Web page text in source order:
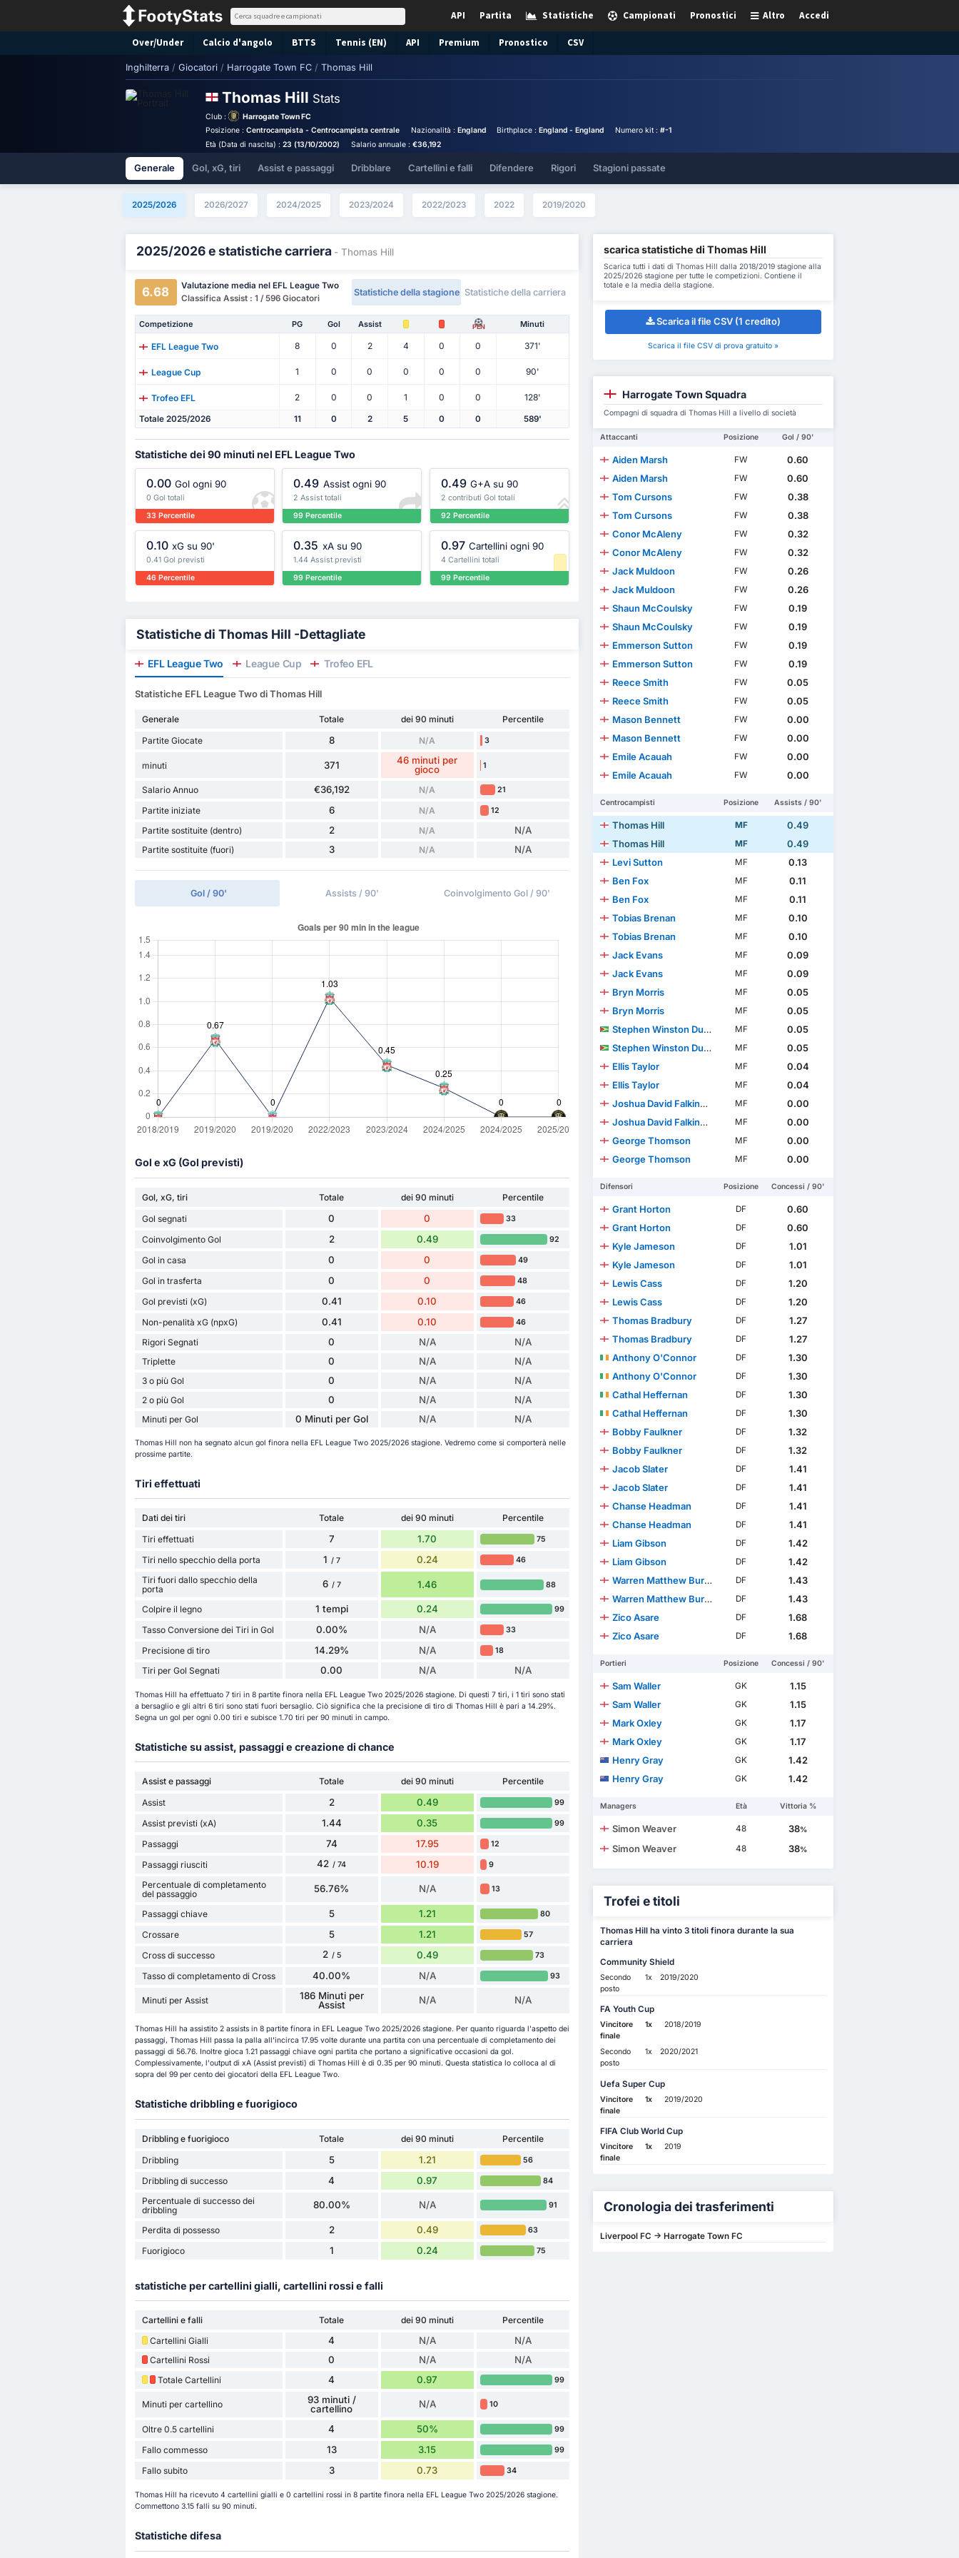
Accedi
Altro
Pronostici
Campionati
Statistiche
Partita
API
Over/Under Calcio d'angolo BTTS Tennis (EN) API Premium Pronostico CSV
Inghilterra / Giocatori / Harrogate Town FC / Thomas Hill
Thomas Hill Stats
Club :
Harrogate Town FC
Posizione :Centrocampista - Centrocampista centrale Nazionalità : England Birthplace :England - England Numero kit : #-1
Età (Data di nascita) :23 (13/10/2002) Salario annuale : €36,192
Generale Gol, xG, tiri Assist e passaggi Dribblare Cartellini e falli Difendere Rigori Stagioni passate
2025/2026 2026/2027 2024/2025 2023/2024 2022/2023 2022 2019/2020
2025/2026 e statistiche carriera - Thomas Hill
6.68
Valutazione media nel EFL League Two
Classifica Assist : 1 / 596 Giocatori
Statistiche della stagione Statistiche della carriera
Competizione PG Gol Assist PEN Minuti
EFL League Two 8 0 2 4 0 0 371'
League Cup 1 0 0 0 0 0 90'
Trofeo EFL 2 0 0 1 0 0 128'
Totale 2025/2026 11 0 2 5 0 0 589'
Statistiche dei 90 minuti nel EFL League Two
0.00 Gol ogni 90
0 Gol totali
33 Percentile
0.49 Assist ogni 90
2 Assist totali
99 Percentile
0.49 G+A su 90
2 contributi Gol totali
92 Percentile
0.10 xG su 90'
0.41 Gol previsti
46 Percentile
0.35 xA su 90
1.44 Assist previsti
99 Percentile
0.97 Cartellini ogni 90
4 Cartellini totali
99 Percentile
Statistiche di Thomas Hill -Dettagliate
EFL League Two League Cup Trofeo EFL
Statistiche EFL League Two di Thomas Hill
Generale Totale dei 90 minuti
Percentile
Partite Giocate
8 N/A 3
minuti 371
46 minuti per
gioco
1
Salario Annuo €36,192 N/A 21
Partite iniziate 6 N/A 12
Partite sostituite (dentro) 2 N/A N/A
Partite sostituite (fuori) 3 N/A N/A
Gol / 90' Assists / 90' Coinvolgimento Gol / 90'
Gol e xG (Gol previsti)
Gol, xG, tiri Totale dei 90 minuti
Percentile
Gol segnati
0 0 33
Coinvolgimento Gol 2 0.49 92
Gol in casa 0 0 49
Gol in trasferta 0 0 48
Gol previsti (xG) 0.41 0.10 46
Non-penalità xG (npxG) 0.41 0.10 46
Rigori Segnati 0 N/A N/A
Triplette 0 N/A N/A
3 o più Gol 0 N/A N/A
2 o più Gol 0 N/A N/A
Minuti per Gol 0 Minuti per Gol N/A N/A
Thomas Hill non ha segnato alcun gol finora nella EFL League Two 2025/2026 stagione. Vedremo come si comporterà nelle
prossime partite.
Tiri effettuati
Dati dei tiri Totale dei 90 minuti
Percentile
Tiri effettuati
7 1.70 75
Tiri nello specchio della porta 1 / 7 0.24 46
Tiri fuori dallo specchio della
porta
6 / 7 1.46 88
Colpire il legno 1 tempi 0.24 99
Tasso Conversione dei Tiri in Gol 0.00% N/A 33
Precisione di tiro 14.29% N/A 18
Tiri per Gol Segnati 0.00 N/A N/A
Thomas Hill ha effettuato 7 tiri in 8 partite finora nella EFL League Two 2025/2026 stagione. Di questi 7 tiri, i 1 tiri sono stati
a bersaglio e gli altri 6 tiri sono stati fuori bersaglio. Ciò significa che la precisione di tiro di Thomas Hill è pari a 14.29%.
Segna un gol per ogni 0.00 tiri e subisce 1.70 tiri per 90 minuti in campo.
Statistiche su assist, passaggi e creazione di chance
Assist e passaggi Totale dei 90 minuti
Percentile
Assist
2 0.49 99
Assist previsti (xA) 1.44 0.35 99
Passaggi 74 17.95 12
Passaggi riusciti 42 / 74 10.19 9
Percentuale di completamento
del passaggio
56.76% N/A 13
Passaggi chiave 5 1.21 80
Crossare 5 1.21 57
Cross di successo 2 / 5 0.49 73
Tasso di completamento di Cross 40.00% N/A 93
Minuti per Assist
186 Minuti per
Assist
N/A N/A
Thomas Hill ha assistito 2 assists in 8 partite finora in EFL League Two 2025/2026 stagione. Per quanto riguarda l'aspetto dei
passaggi, Thomas Hill passa la palla all'incirca 17.95 volte durante una partita con una percentuale di completamento dei
passaggi di 56.76. Inoltre gioca 1.21 passaggi chiave ogni partita che portano a significative occasioni da gol.
Complessivamente, l'output di xA (Assist previsti) di Thomas Hill è di 0.35 per 90 minuti. Questa statistica lo colloca al di
sopra del 99 per cento dei giocatori della EFL League Two.
Statistiche dribbling e fuorigioco
Dribbling e fuorigioco Totale dei 90 minuti
Percentile
Dribbling
5 1.21 56
Dribbling di successo 4 0.97 84
Percentuale di successo dei
dribbling
80.00% N/A 91
Perdita di possesso 2 0.49 63
Fuorigioco 1 0.24 75
statistiche per cartellini gialli, cartellini rossi e falli
Cartellini e falli Totale dei 90 minuti
Percentile
Cartellini Gialli
4 N/A N/A
Cartellini Rossi 0 N/A N/A
Totale Cartellini 4 0.97 99
Minuti per cartellino
93 minuti /
cartellino
N/A 10
Oltre 0.5 cartellini 4 50% 99
Fallo commesso 13 3.15 99
Fallo subito 3 0.73 34
Thomas Hill ha ricevuto 4 cartellini gialli e 0 cartellini rossi in 8 partite finora nella EFL League Two 2025/2026 stagione.
Commettono 3.15 falli su 90 minuti.
Statistiche difesa
scarica statistiche di Thomas Hill
Scarica tutti i dati di Thomas Hill dalla 2018/2019 stagione alla
2025/2026 stagione per tutte le competizioni. Contiene il
totale e la media della stagione.
Scarica il file CSV (1 credito)
Scarica il file CSV di prova gratuito »
Harrogate Town Squadra
Compagni di squadra di Thomas Hill a livello di società
Attaccanti Posizione Gol / 90'
Aiden Marsh FW
0.60
Aiden Marsh
FW
0.60
Tom Cursons
FW
0.38
Tom Cursons
FW
0.38
Conor McAleny
FW
0.32
Conor McAleny
FW
0.32
Jack Muldoon
FW
0.26
Jack Muldoon
FW
0.26
Shaun McCoulsky
FW
0.19
Shaun McCoulsky
FW
0.19
Emmerson Sutton
FW
0.19
Emmerson Sutton
FW
0.19
Reece Smith
FW
0.05
Reece Smith
FW
0.05
Mason Bennett
FW
0.00
Mason Bennett
FW
0.00
Emile Acauah
FW
0.00
Emile Acauah
FW 0.00
Centrocampisti Posizione Assists / 90'
Thomas Hill MF
0.49
Thomas Hill
MF
0.49
Levi Sutton
MF
0.13
Ben Fox
MF
0.11
Ben Fox
MF
0.11
Tobias Brenan
MF
0.10
Tobias Brenan
MF
0.10
Jack Evans
MF
0.09
Jack Evans
MF
0.09
Bryn Morris
MF
0.05
Bryn Morris
MF
0.05
Stephen Winston Duke-McKenna
MF
0.05
Stephen Winston Duke-McKenna
MF
0.05
Ellis Taylor
MF
0.04
Ellis Taylor
MF
0.04
Joshua David Falkingham
MF
0.00
Joshua David Falkingham
MF
0.00
George Thomson
MF
0.00
George Thomson
MF 0.00
Difensori Posizione Concessi / 90'
Grant Horton DF
0.60
Grant Horton
DF
0.60
Kyle Jameson
DF
1.01
Kyle Jameson
DF
1.01
Lewis Cass
DF
1.20
Lewis Cass
DF
1.20
Thomas Bradbury
DF
1.27
Thomas Bradbury
DF
1.27
Anthony O'Connor
DF
1.30
Anthony O'Connor
DF
1.30
Cathal Heffernan
DF
1.30
Cathal Heffernan
DF
1.30
Bobby Faulkner
DF
1.32
Bobby Faulkner
DF
1.32
Jacob Slater
DF
1.41
Jacob Slater
DF
1.41
Chanse Headman
DF
1.41
Chanse Headman
DF
1.41
Liam Gibson
DF
1.42
Liam Gibson
DF
1.42
Warren Matthew Burrell
DF
1.43
Warren Matthew Burrell
DF
1.43
Zico Asare
DF
1.68
Zico Asare
DF 1.68
Portieri Posizione Concessi / 90'
Sam Waller GK
1.15
Sam Waller
GK
1.15
Mark Oxley
GK
1.17
Mark Oxley
GK
1.17
Henry Gray
GK
1.42
Henry Gray
GK 1.42
Managers Età Vittoria %
Simon Weaver 48 38%
Simon Weaver 48 38%
Trofei e titoli
Thomas Hill ha vinto 3 titoli finora durante la sua
carriera
Community Shield
Secondo
posto
1x 2019/2020
FA Youth Cup
Vincitore
finale
1x 2018/2019
Secondo
posto
1x 2020/2021
Uefa Super Cup
Vincitore
finale
1x 2019/2020
FIFA Club World Cup
Vincitore
finale
1x 2019
Cronologia dei trasferimenti
Liverpool FC -> Harrogate Town FC